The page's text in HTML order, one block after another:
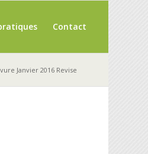
Contact
Janvier 2016 Revise